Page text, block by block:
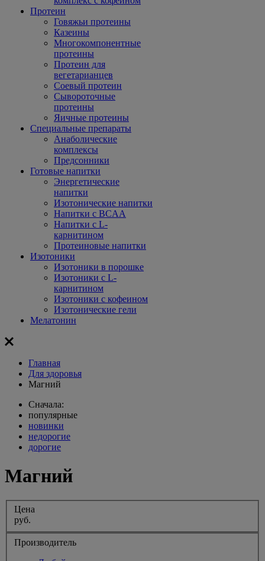
Протеин
Говяжьи протеины
Казеины
Многокомпонентные
протеины
Протеин для
вегетарианцев
Соевый протеин
Сывороточные
протеины
Яичные протеины
Специальные препараты
Анаболические
комплексы
Предсонники
Готовые напитки
Энергетические
напитки
Изотонические напитки
Напитки с BCAA
Напитки с L-
карнитином
Протеиновые напитки
Изотоники
Изотоники в порошке
Изотоники с L-
карнитином
Изотоники с кофеином
Изотонические гели
Мелатонин
Главная
Для здоровья
Магний
Сначала:
популярные
новинки
недорогие
дорогие
Магний
Цена
руб.
Производитель